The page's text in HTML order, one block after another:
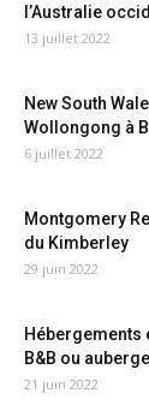
l’Australie
13 juillet 2022
New South
Wollongong à
6 juillet 2022
Montgomery
du Kimberley
29 juin 2022
Hébergements
B&B ou
21 juin 2022